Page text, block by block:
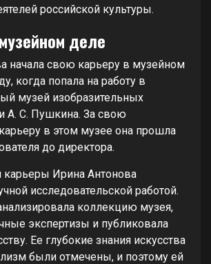
российской культуры.
деле
начала свою карьеру в музейном
когда попала на работу в
музей изобразительных
А. С. Пушкина. За свою
в этом музее она прошла
до директора.
карьеры Ирина Антонова
исследовательской работой.
коллекцию музея,
экспертизы и публиковала
Ее глубокие знания искусства
были отмечены, и поэтому ей